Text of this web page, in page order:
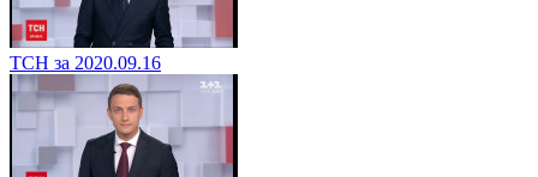
ТСН за 2020.09.16